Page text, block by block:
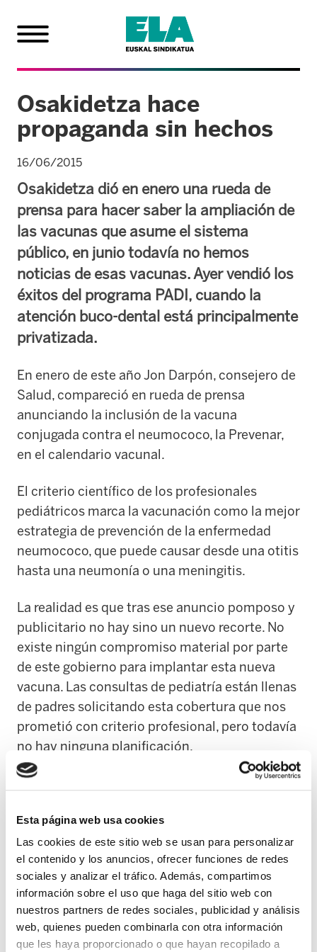
Esta página web usa cookies
Las cookies de este sitio web se usan para personalizar
el contenido y los anuncios, ofrecer funciones de redes
sociales y analizar el tráfico. Además, compartimos
información sobre el uso que haga del sitio web con
nuestros partners de redes sociales, publicidad y análisis
web, quienes pueden combinarla con otra información
que les haya proporcionado o que hayan recopilado a
Osakidetza hace
propaganda sin hechos
16/06/2015
Osakidetza dió en enero una rueda de
prensa para hacer saber la ampliación de
las vacunas que asume el sistema
público, en junio todavía no hemos
noticias de esas vacunas. Ayer vendió los
éxitos del programa PADI, cuando la
atención buco-dental está principalmente
privatizada.
En enero de este año Jon Darpón, consejero de
Salud, compareció en rueda de prensa
anunciando la inclusión de la vacuna
conjugada contra el neumococo, la Prevenar,
en el calendario vacunal.
El criterio científico de los profesionales
pediátricos marca la vacunación como la mejor
estrategia de prevención de la enfermedad
neumococo, que puede causar desde una otitis
hasta una neumonía o una meningitis.
La realidad es que tras ese anuncio pomposo y
publicitario no hay sino un nuevo recorte. No
existe ningún compromiso material por parte
de este gobierno para implantar esta nueva
vacuna. Las consultas de pediatría están llenas
de padres solicitando esta cobertura que nos
prometió con criterio profesional, pero todavía
no hay ninguna planificación.
Los pediatras no disponen de información para
realizar una recomendación profesional. En la
mayoría de los casos las familias han tenido
que asumir el gasto ante la inseguridad e
incertidumbre de no prevenir enfermedades
que pueden derivar en cuadros graves.
Debemos tener en cuenta que hasta el
momento esta vacuna comprende cuatro dosis